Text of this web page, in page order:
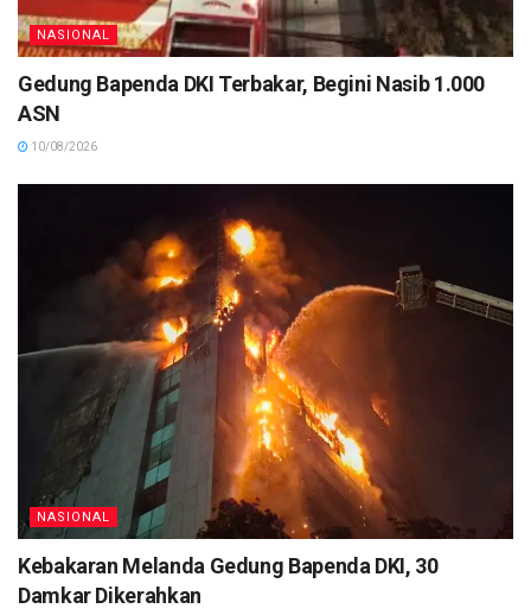
NASIONAL
Gedung Bapenda DKI Terbakar, Begini Nasib 1.000
ASN
10/08/2026
NASIONAL
Kebakaran Melanda Gedung Bapenda DKI, 30
Damkar Dikerahkan